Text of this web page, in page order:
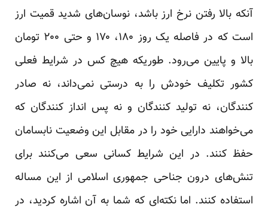
آنکه بالا رفتن نرخ ارز باشد، نوسان‌های شدید قمیت ارز
است که در فاصله یک روز ۱۸۰، ۱۷۰ و حتی ۲۰۰ تومان
بالا و پایین می‌رود. طوریکه هیچ کس در شرایط فعلی
کشور تکلیف خودش را به درستی نمی‌داند، نه صادر
کنندگان، نه تولید کنندگان و نه پس انداز کنندگان که
می‌خواهند دارایی خود را در مقابل این وضعیت نابسامان
حفظ کنند. در این شرایط کسانی سعی می‌کنند برای
تنش‌های درون جناحی جمهوری اسلامی از این مساله
استفاده کنند. اما نکته‌ای که شما به آن اشاره کردید، در